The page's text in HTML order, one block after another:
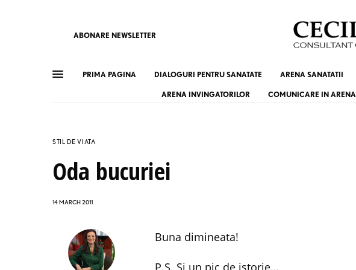
ABONARE NEWSLETTER
PRIMA PAGINA DIALOGURI PENTRU SANATATE ARENA SANATATII
ARENA INVINGATORILOR COMUNICARE IN ARENA
STIL DE VIATA
Oda bucuriei
14 MARCH 2011
Buna dimineata!
P.S. Si un pic de istorie…